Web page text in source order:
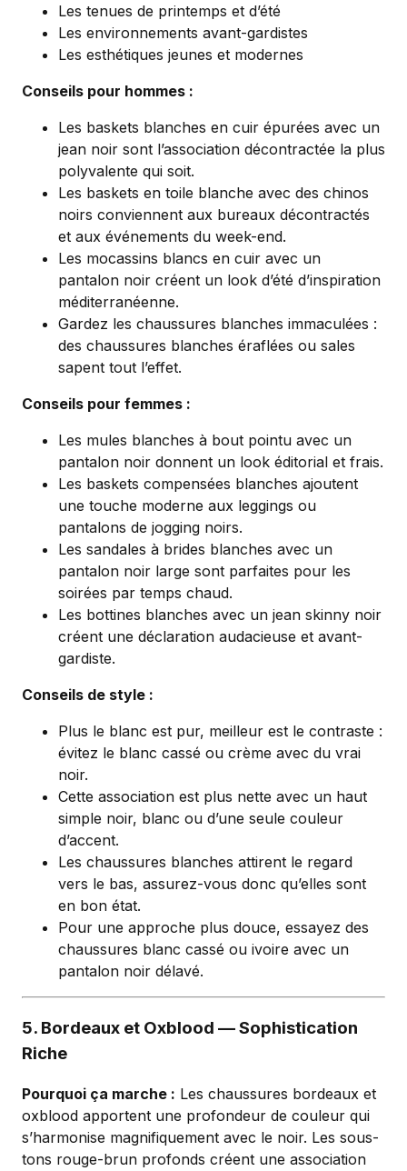
Les tenues de printemps et d’été
Les environnements avant-gardistes
Les esthétiques jeunes et modernes
Conseils pour hommes :
Les baskets blanches en cuir épurées avec un
jean noir sont l’association décontractée la plus
polyvalente qui soit.
Les baskets en toile blanche avec des chinos
noirs conviennent aux bureaux décontractés
et aux événements du week-end.
Les mocassins blancs en cuir avec un
pantalon noir créent un look d’été d’inspiration
méditerranéenne.
Gardez les chaussures blanches immaculées :
des chaussures blanches éraflées ou sales
sapent tout l’effet.
Conseils pour femmes :
Les mules blanches à bout pointu avec un
pantalon noir donnent un look éditorial et frais.
Les baskets compensées blanches ajoutent
une touche moderne aux leggings ou
pantalons de jogging noirs.
Les sandales à brides blanches avec un
pantalon noir large sont parfaites pour les
soirées par temps chaud.
Les bottines blanches avec un jean skinny noir
créent une déclaration audacieuse et avant-
gardiste.
Conseils de style :
Plus le blanc est pur, meilleur est le contraste :
évitez le blanc cassé ou crème avec du vrai
noir.
Cette association est plus nette avec un haut
simple noir, blanc ou d’une seule couleur
d’accent.
Les chaussures blanches attirent le regard
vers le bas, assurez-vous donc qu’elles sont
en bon état.
Pour une approche plus douce, essayez des
chaussures blanc cassé ou ivoire avec un
pantalon noir délavé.
5. Bordeaux et Oxblood — Sophistication
Riche
Pourquoi ça marche : Les chaussures bordeaux et
oxblood apportent une profondeur de couleur qui
s’harmonise magnifiquement avec le noir. Les sous-
tons rouge-brun profonds créent une association